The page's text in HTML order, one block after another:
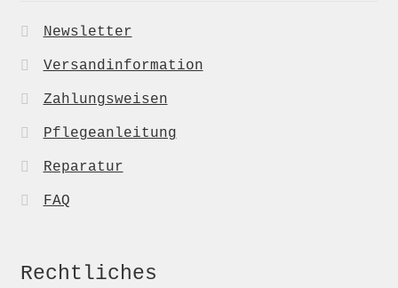
Newsletter
Versandinformation
Zahlungsweisen
Pflegeanleitung
Reparatur
FAQ
Rechtliches